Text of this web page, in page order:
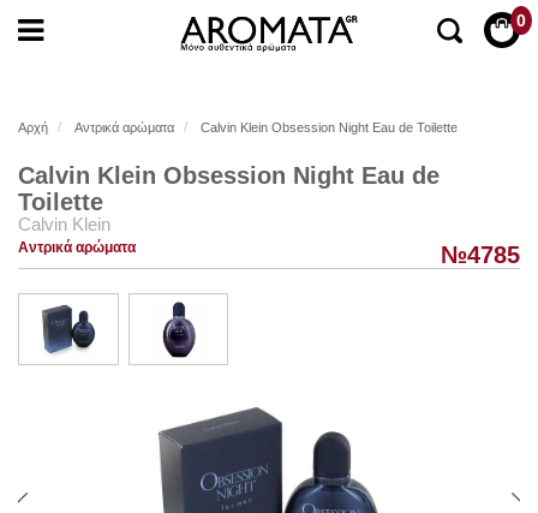
0
Αρχή Αντρικά αρώματα Calvin Klein Obsession Night Eau de Toilette
Calvin Klein Obsession Night Eau de
Toilette
Calvin Klein
Αντρικά αρώματα №4785